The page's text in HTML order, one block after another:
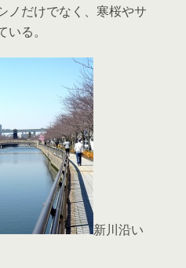
ノだけでなく、寒桜やサ
る。
新川沿い